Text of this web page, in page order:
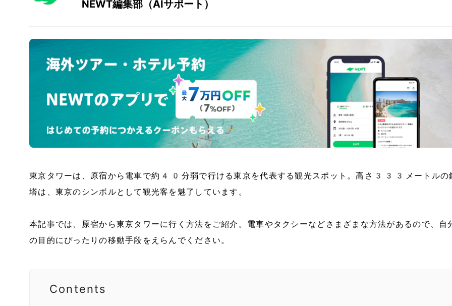
NEWT編集部（AIサポート）
東京タワーは、原宿から電車で約40分弱で行ける東京を代表する観光スポット。高さ333メートルの
塔は、東京のシンボルとして観光客を魅了しています。
本記事では、原宿から東京タワーに行く方法をご紹介。電車やタクシーなどさまざまな方法があるので、自
の目的にぴったりの移動手段をえらんでください。
Contents